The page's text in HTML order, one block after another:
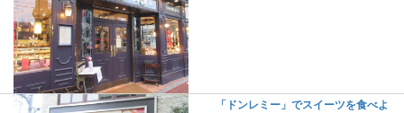
「ドンレミー」でスイーツを食べよ